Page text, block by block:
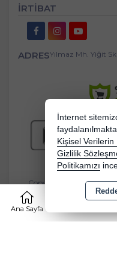
Ana Sayfa
İRTİBAT
ADRESYılmaz Mh. Yiğit
Copyright 2026
Kredi kartı bilgileriniz
İnternet
Kişisel
Gizlilik
Politikamızı